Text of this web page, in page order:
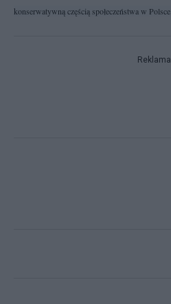
konserwatywną częścią społeczeństwa w Polsce.
Reklama